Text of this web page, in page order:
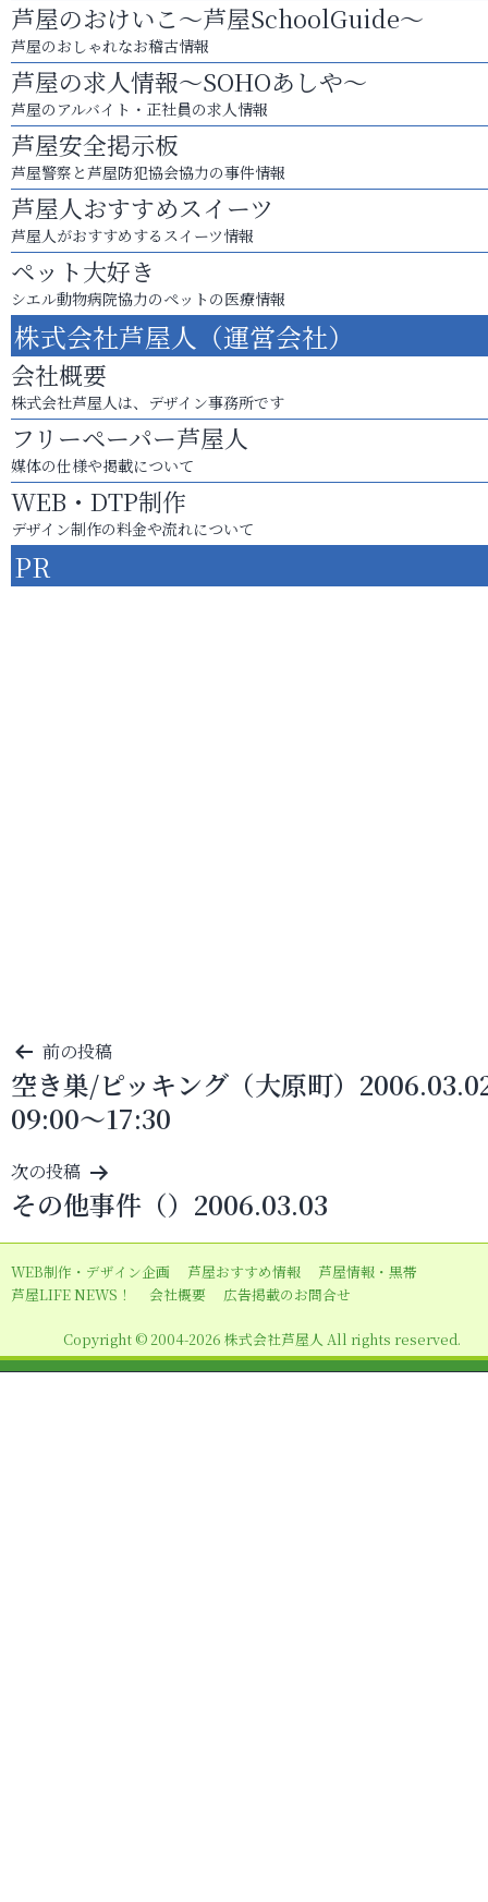
芦屋のおけいこ～芦屋SchoolGuide～
芦屋のおしゃれなお稽古情報
芦屋の求人情報～SOHOあしや～
芦屋のアルバイト・正社員の求人情報
芦屋安全掲示板
芦屋警察と芦屋防犯協会協力の事件情報
芦屋人おすすめスイーツ
芦屋人がおすすめするスイーツ情報
ペット大好き
シエル動物病院協力のペットの医療情報
株式会社芦屋人（運営会社）
会社概要
株式会社芦屋人は、デザイン事務所です
フリーペーパー芦屋人
媒体の仕様や掲載について
WEB・DTP制作
デザイン制作の料金や流れについて
PR
投
稿
ナ
ビ
ゲ
ー
シ
ョ
前の投稿
空き巣/ピッキング（大原町）
09:00～17:30
次の投稿
その他事件（）2006.03.03
WEB制作・デザイン企画 芦屋おすすめ情報
芦屋情報・黒帯
芦屋LIFE NEWS！
会社概要 広告掲載のお問合せ
Copyright © 2004-2026 株式会社芦屋人 All rights reserved.